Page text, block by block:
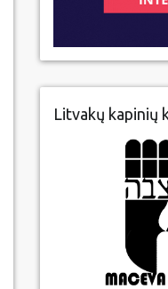
Litvakų kapinių